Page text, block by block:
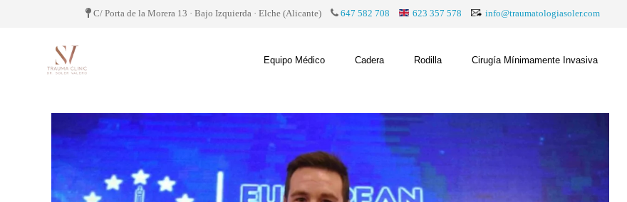
C/ Porta de la Morera 13 · Bajo Izquierda · Elche (Alicante) 647 582 708 623 357 578 info@traumatologiasoler.com
Equipo Médico Cadera Rodilla Cirugía Mínimamente Invasiva